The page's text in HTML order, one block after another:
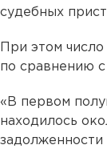
судебных
При этом
по сравнению
«В первом
находилось
задолженности